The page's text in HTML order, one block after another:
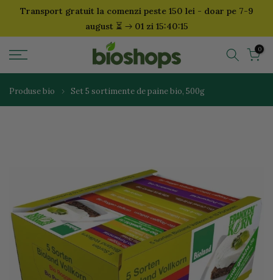
SariTransport gratuit la comenzi peste 150 lei - doar pe 7-9
august ⏳ 01 zi 15:40:14
0
Produse bio Set 5 sortimente de paine bio, 500g